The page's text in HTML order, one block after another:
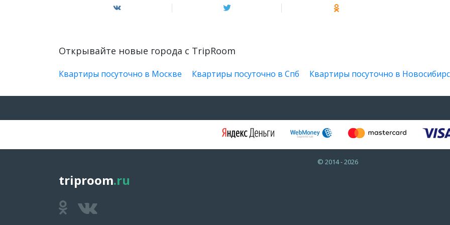
Открывайте новые города с TripRoom
Квартиры посуточно в Москве Квартиры посуточно в Спб Квартиры посуточно в
© 2014 - 2026
triproom.ru